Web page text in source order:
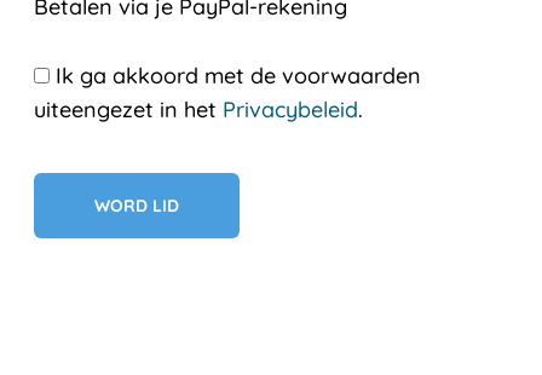
Betalen via je PayPal-rekening
Ik ga akkoord met de voorwaarden
uiteengezet in het Privacybeleid.
Geen val